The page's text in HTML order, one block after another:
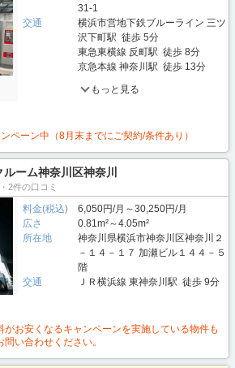
31-1
交通
横浜市営地下鉄ブルーライン 三ツ
沢下町駅 徒歩 5分
東急東横線 反町駅 徒歩 8分
京急本線 神奈川駅 徒歩 13分
もっと見る
ペーン中（8月末までにご契約/条件あり）
ーム神奈川区神奈川
2件の口コミ
料金(税込)
6,050円/月～30,250円/月
広さ
0.81m²～4.05m²
所在地
神奈川県横浜市神奈川区神奈川２
－１４－１７ 加瀬ビル１４４－５
階
交通
ＪＲ横浜線 東神奈川駅 徒歩 9分
がお安くなるキャンペーンを実施している物件も
い合わせください。